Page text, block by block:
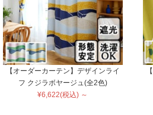
【オーダーカーテン】デザインライ
フ クジラボヤージュ(全2色)
¥6,622(税込) ～